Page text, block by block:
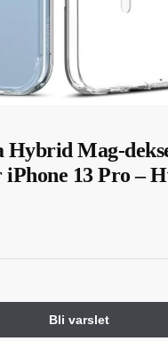
Hybrid Mag-
iPhone 13 Pro –